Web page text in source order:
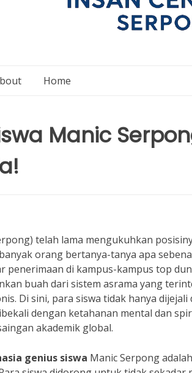
Home
Manic
telah lama mengukuhkan
orang bertanya-tanya apa
penerimaan di kampus-kampus top
buah dari sistem asrama yang
Di sini, para siswa tidak hanya
dengan ketahanan mental dan
akademik global.
genius siswa Manic Serpong